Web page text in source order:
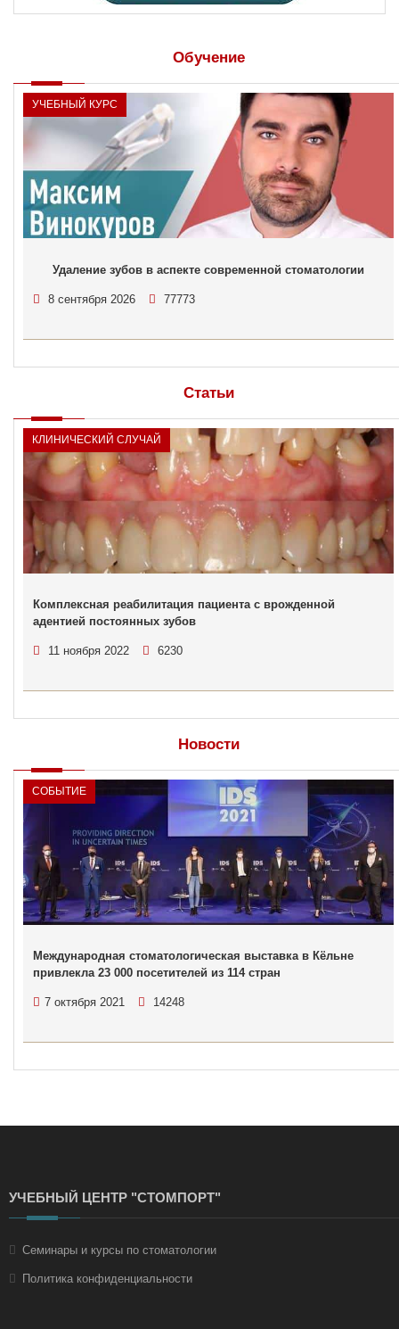
Обучение
УЧЕБНЫЙ КУРС
Удаление зубов в аспекте современной стоматологии
8 сентября 2026 77773
Статьи
КЛИНИЧЕСКИЙ СЛУЧАЙ
Комплексная реабилитация пациента с врожденной
адентией постоянных зубов
11 ноября 2022 6230
Новости
СОБЫТИЕ
Международная стоматологическая выставка в Кёльне
привлекла 23 000 посетителей из 114 стран
7 октября 2021 14248
УЧЕБНЫЙ ЦЕНТР "СТОМПОРТ"
Семинары и курсы по стоматологии
Политика конфиденциальности